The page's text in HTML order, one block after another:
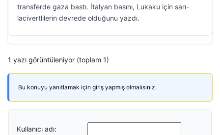
transferde gaza bastı. İtalyan basını, Lukaku için sarı-
lacivertlilerin devrede olduğunu yazdı.
1 yazı görüntüleniyor (toplam 1)
Bu konuyu yanıtlamak için giriş yapmış olmalısınız.
Kullanıcı adı: